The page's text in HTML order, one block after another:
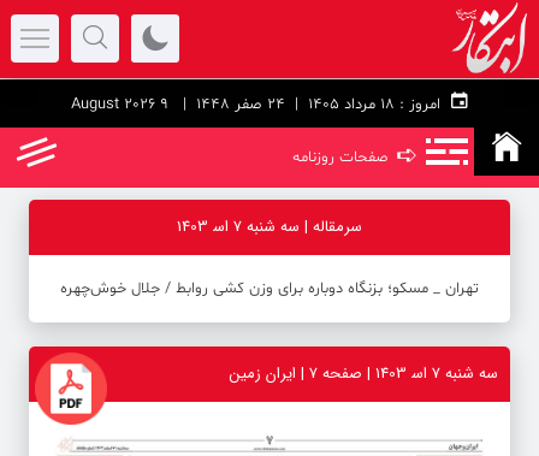
امروز : 24 صفر 1448 | 9 August 2026
➪ صفحات روزنامه
سرمقاله | سه شنبه 7 اس‍ 1403
تهران _ مسکو؛ بزنگاه دوباره برای وزن کشی روابط / جلال خوش‌چهره
سه شنبه 7 اس‍ 1403 | صفحه ۷ | ایران زمین